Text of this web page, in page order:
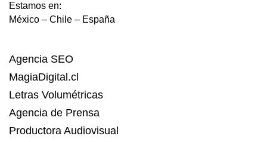
Estamos en:
México – Chile – España
Agencia SEO
MagiaDigital.cl
Letras Volumétricas
Agencia de Prensa
Productora Audiovisual